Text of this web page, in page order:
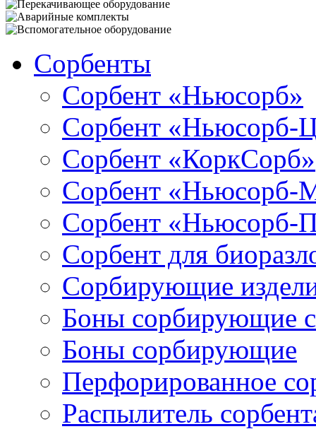
Сорбенты
Сорбент «Ньюсорб»
Сорбент «Ньюсорб-
Сорбент «КоркСорб»
Сорбент «Ньюсорб-
Сорбент «Ньюсорб-
Сорбент для
Сорбирующие
Боны сорбирующие
Боны сорбирующие
Перфорированное
Распылитель